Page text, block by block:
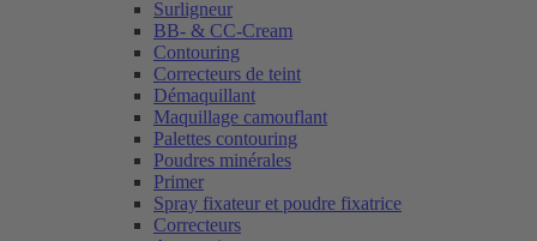
Surligneur
BB- & CC-Cream
Contouring
Correcteurs de teint
Démaquillant
Maquillage camouflant
Palettes contouring
Poudres minérales
Primer
Spray fixateur et poudre fixatrice
Correcteurs